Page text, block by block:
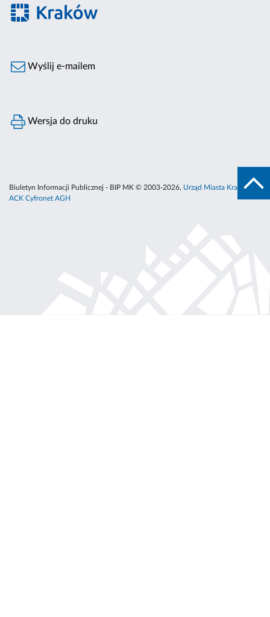
Wyślij e-mailem
Wersja do druku
Biuletyn Informacji Publicznej - BIP MK © 2003-2026, Urząd Miasta Krakowa
ACK Cyfronet AGH